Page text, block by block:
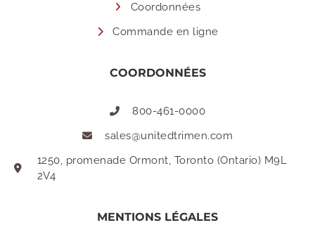
Coordonnées
Commande en ligne
COORDONNÉES
800-461-0000
sales@unitedtrimen.com
1250, promenade Ormont, Toronto (Ontario) M9L
2V4
MENTIONS LÉGALES